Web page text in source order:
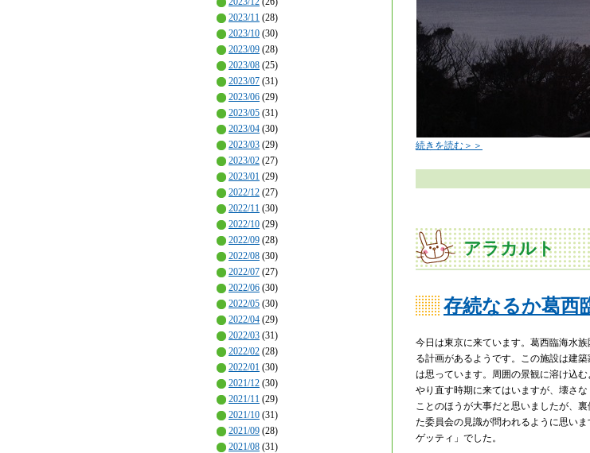
2023/11 (28)
2023/10 (30)
2023/09 (28)
2023/08 (25)
2023/07 (31)
2023/06 (29)
2023/05 (31)
2023/04 (30)
2023/03 (29)
2023/02 (27)
2023/01 (29)
2022/12 (27)
2022/11 (30)
2022/10 (29)
2022/09 (28)
2022/08 (30)
2022/07 (27)
2022/06 (30)
2022/05 (30)
2022/04 (29)
2022/03 (31)
2022/02 (28)
2022/01 (30)
2021/12 (30)
2021/11 (29)
2021/10 (31)
2021/09 (28)
2021/08 (31)
続きを読む＞＞
アラカルト
存続なるか葛西
今日は東京に来ています。葛西臨海水
る計画があるようです。この施設は建
は思っています。周囲の景観に溶け込
やり直す時期に来てはいますが、壊さ
ことのほうが大事だと思いましたが、
た委員会の見識が問われるように思い
ゲッティ」でした。